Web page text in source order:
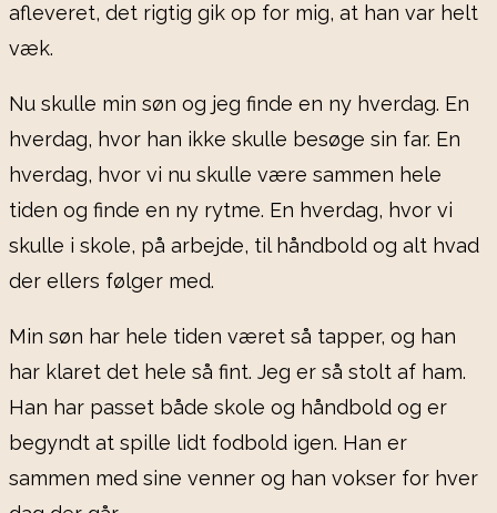
afleveret, det rigtig gik op for mig, at han var helt
væk.
Nu skulle min søn og jeg finde en ny hverdag. En
hverdag, hvor han ikke skulle besøge sin far. En
hverdag, hvor vi nu skulle være sammen hele
tiden og finde en ny rytme. En hverdag, hvor vi
skulle i skole, på arbejde, til håndbold og alt hvad
der ellers følger med.
Min søn har hele tiden været så tapper, og han
har klaret det hele så fint. Jeg er så stolt af ham.
Han har passet både skole og håndbold og er
begyndt at spille lidt fodbold igen. Han er
sammen med sine venner og han vokser for hver